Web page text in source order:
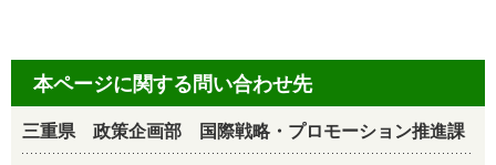
本ページに関する問い合わせ先
三重県 政策企画部 国際戦略・プロモーション推進課